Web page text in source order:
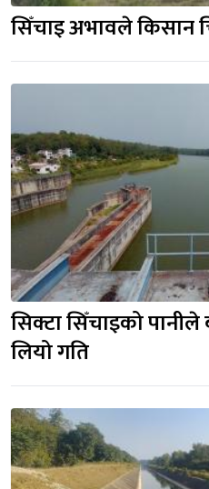
सिँचाइ अभावले किसान
सिक्टा सिँचाइको पानीले
लियो गति